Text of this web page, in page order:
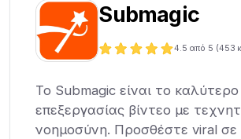
Submagic
4.5 από 5 (453
Το Submagic είναι το
επεξεργασίας βίντεο με
νοημοσύνη. Προσθέστε viral σε